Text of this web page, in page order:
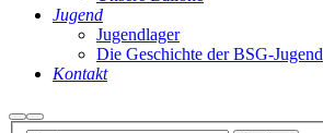
Jugend
Jugendlager
Die Geschichte der BSG-Jugend
Kontakt
Suchen
Hauptmenü